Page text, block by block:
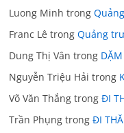
Luong Minh trong
Franc Lê trongQuảng
Dung Thị Vân trong
Nguyễn Triệu Hải trong
Võ Văn Thắng trongĐI
Trần Phụng trongĐI